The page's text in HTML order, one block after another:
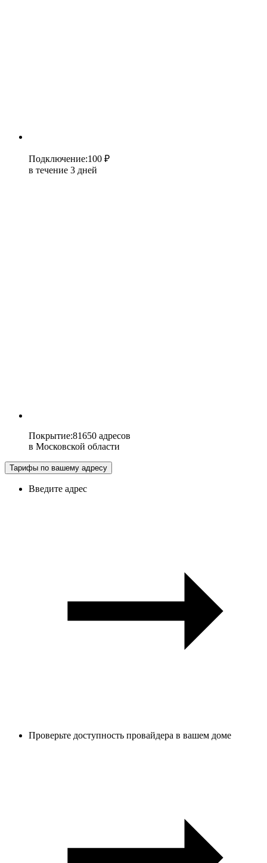
Подключение:100 ₽
в течение 3 дней
Покрытие:81650 адресов
в Московской области
Тарифы по вашему адресу
Введите адрес
Проверьте доступность провайдера в вашем доме